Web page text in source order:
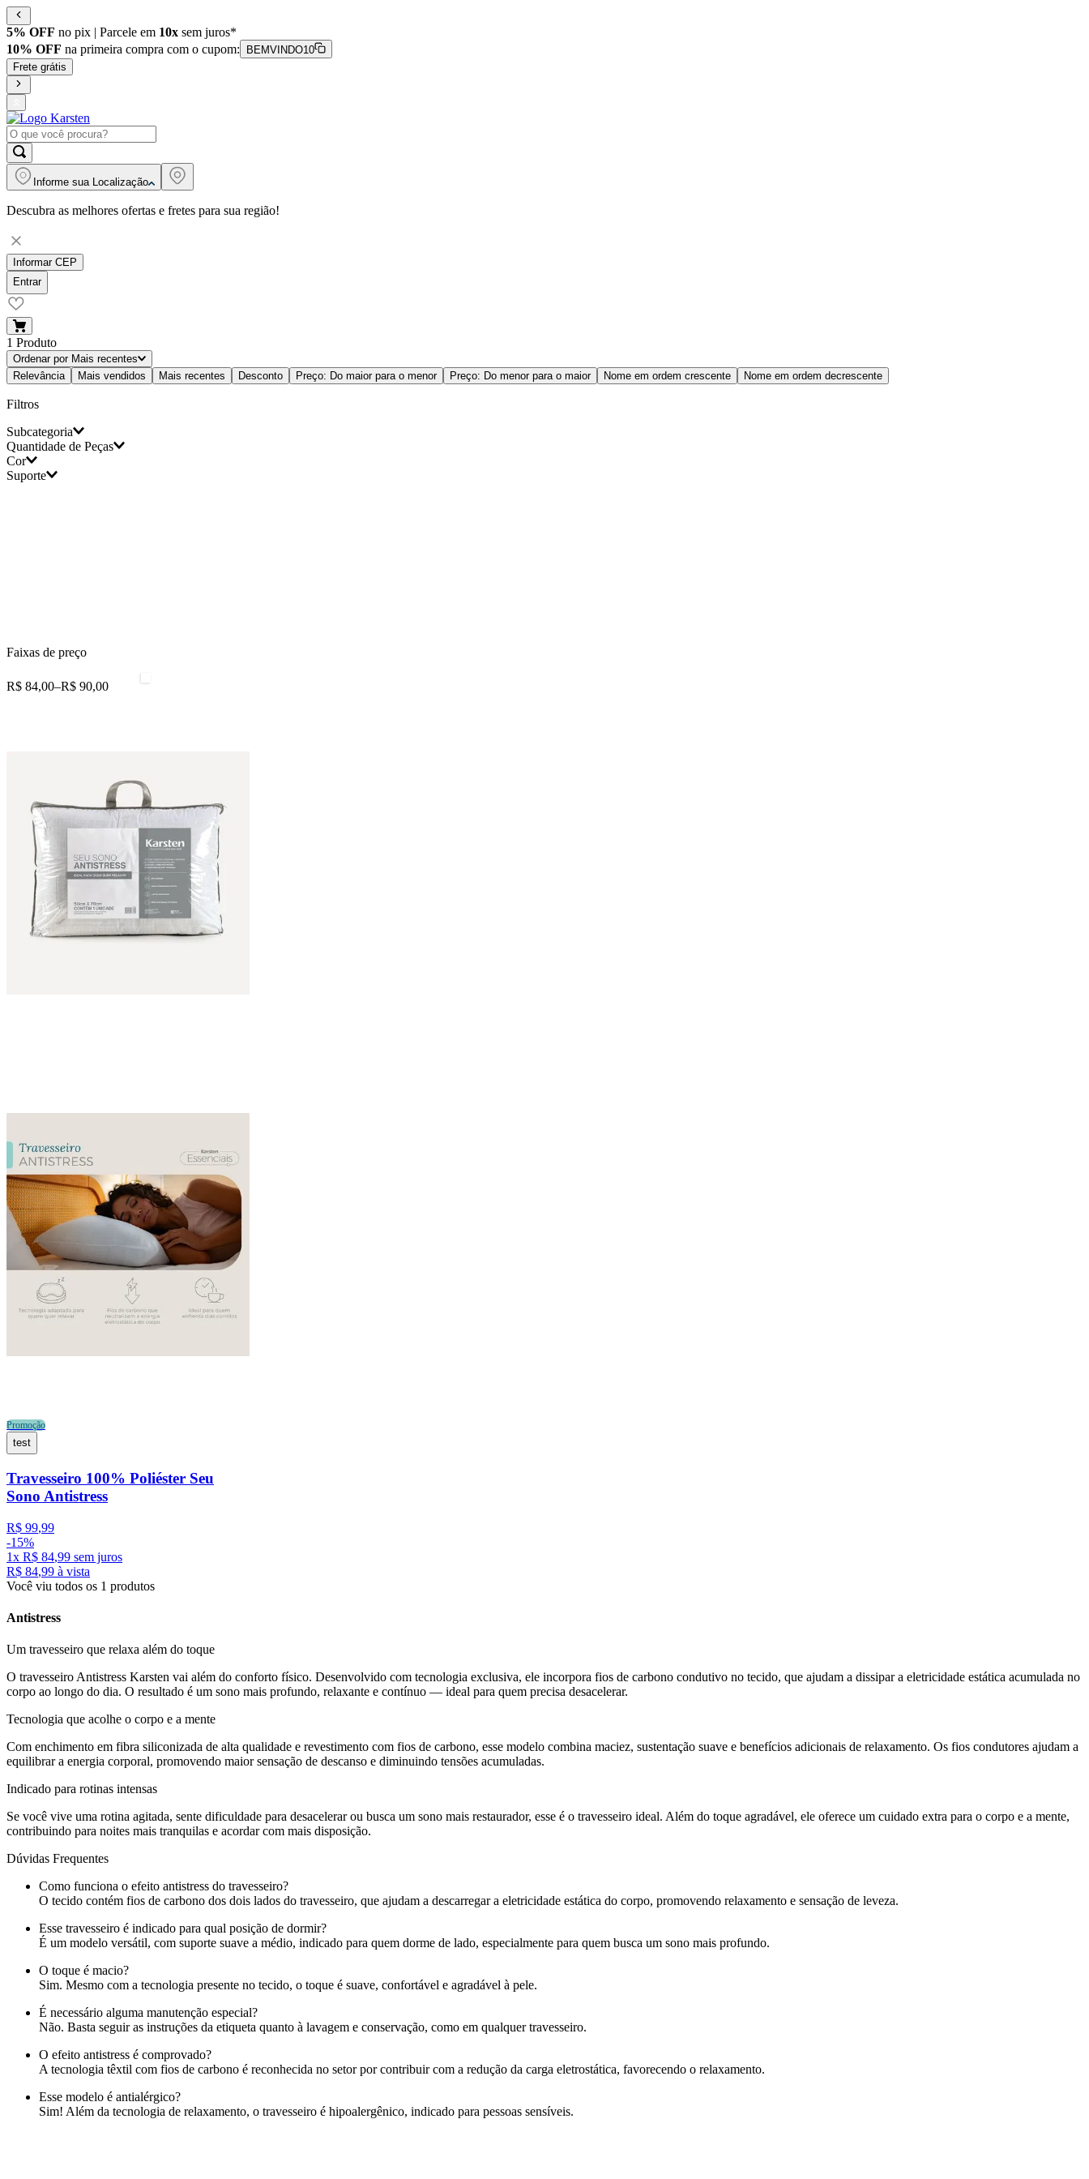
5% OFF no pix | Parcele em 10x sem juros*
10% OFF na primeira compra com o cupom:
BEMVINDO10
Frete grátis
Informe sua Localização
Descubra as melhores ofertas e fretes para sua região!
Informar CEP
Entrar
1 Produto
Ordenar por Mais recentes
Relevância
Mais vendidos Mais recentes Desconto Preço: Do maior para o menor Preço: Do menor para o maior Nome em ordem crescente Nome em ordem decrescente
Filtros
Subcategoria
Travesseiros
Quantidade de Peças
1 Peça
Cor
Suporte
Faixas de preço
R$ 84,00–R$ 90,00
Promoção
test
Travesseiro 100% Poliéster Seu
Sono Antistress
R$ 99,99
-15%
1x R$ 84,99 sem juros
R$ 84,99 à vista
Você viu todos os 1 produtos
Antistress
Um travesseiro que relaxa além do toque
O travesseiro Antistress Karsten vai além do conforto físico. Desenvolvido com tecnologia exclusiva, ele incorpora fios de carbono condutivo no tecido, que ajudam a dissipar a eletricidade estática acumulada no
corpo ao longo do dia. O resultado é um sono mais profundo, relaxante e contínuo — ideal para quem precisa desacelerar.
Tecnologia que acolhe o corpo e a mente
Com enchimento em fibra siliconizada de alta qualidade e revestimento com fios de carbono, esse modelo combina maciez, sustentação suave e benefícios adicionais de relaxamento. Os fios condutores ajudam a
equilibrar a energia corporal, promovendo maior sensação de descanso e diminuindo tensões acumuladas.
Indicado para rotinas intensas
Se você vive uma rotina agitada, sente dificuldade para desacelerar ou busca um sono mais restaurador, esse é o travesseiro ideal. Além do toque agradável, ele oferece um cuidado extra para o corpo e a mente,
contribuindo para noites mais tranquilas e acordar com mais disposição.
Dúvidas Frequentes
Como funciona o efeito antistress do travesseiro?
O tecido contém fios de carbono dos dois lados do travesseiro, que ajudam a descarregar a eletricidade estática do corpo, promovendo relaxamento e sensação de leveza.
Esse travesseiro é indicado para qual posição de dormir?
É um modelo versátil, com suporte suave a médio, indicado para quem dorme de lado, especialmente para quem busca um sono mais profundo.
O toque é macio?
Sim. Mesmo com a tecnologia presente no tecido, o toque é suave, confortável e agradável à pele.
É necessário alguma manutenção especial?
Não. Basta seguir as instruções da etiqueta quanto à lavagem e conservação, como em qualquer travesseiro.
O efeito antistress é comprovado?
A tecnologia têxtil com fios de carbono é reconhecida no setor por contribuir com a redução da carga eletrostática, favorecendo o relaxamento.
Esse modelo é antialérgico?
Sim! Além da tecnologia de relaxamento, o travesseiro é hipoalergênico, indicado para pessoas sensíveis.